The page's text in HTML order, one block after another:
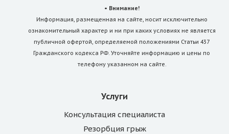
• Внимание!
Информация, размещенная на сайте, носит исключительно
ознакомительный характер и ни при каких условиях не является
публичной офертой, определяемой положениями Статьи 437
Гражданского кодекса РФ. Уточняйте информацию и цены по
телефону указанном на сайте.
Услуги
Консультация специалиста
Резорбция грыж